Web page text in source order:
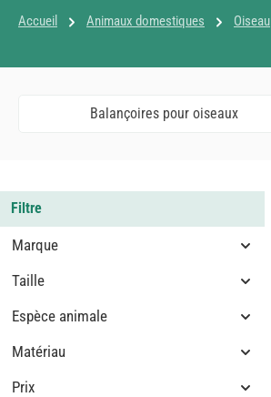
Accueil Animaux domestiques Oiseau
Balançoires pour oiseaux
Filtre
Marque
Taille
Espèce animale
Matériau
Prix